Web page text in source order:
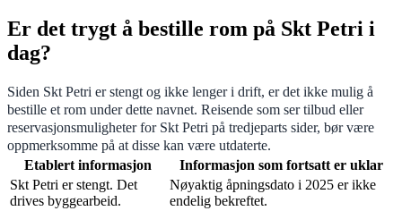
Er det trygt å bestille rom på Skt Petri i
dag?
Siden Skt Petri er stengt og ikke lenger i drift, er det ikke mulig å
bestille et rom under dette navnet. Reisende som ser tilbud eller
reservasjonsmuligheter for Skt Petri på tredjeparts sider, bør være
oppmerksomme på at disse kan være utdaterte.
Etablert informasjon
Informasjon som fortsatt er uklar
Skt Petri er stengt. Det
drives byggearbeid.
Nøyaktig åpningsdato i 2025 er ikke
endelig bekreftet.